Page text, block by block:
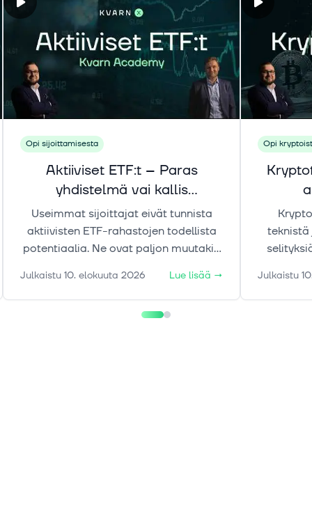
Opi sijoittamisesta
Aktiiviset ETF:t – Paras
yhdistelmä vai kallis
kompromissi?
Useimmat sijoittajat eivät tunnista
aktiivisten ETF-rahastojen todellista
potentiaalia. Ne ovat paljon muutakin
paketissa. Tässä Kvarn Academy
jaksossa selvitämme, miten aktiiviset
ETF uudistavat sijoitussalkkujen
Julkaistu 10. elokuuta 2026 Lue lisää →
Opi
teknistä
Julkaistu